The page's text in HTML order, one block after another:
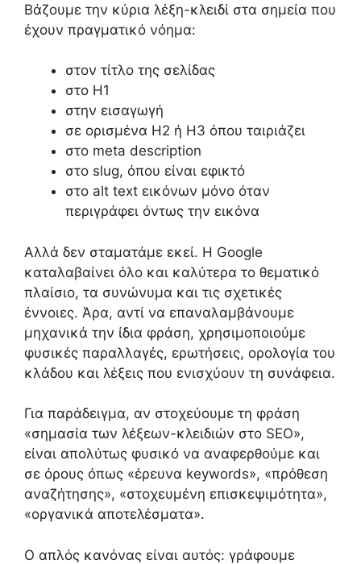
Βάζουμε την κύρια λέξη-κλειδί στα σημεία που
έχουν πραγματικό νόημα:
στον τίτλο της σελίδας
στο H1
στην εισαγωγή
σε ορισμένα H2 ή H3 όπου ταιριάζει
στο meta description
στο slug, όπου είναι εφικτό
στο alt text εικόνων μόνο όταν
περιγράφει όντως την εικόνα
Αλλά δεν σταματάμε εκεί. Η Google
καταλαβαίνει όλο και καλύτερα το θεματικό
πλαίσιο, τα συνώνυμα και τις σχετικές
έννοιες. Άρα, αντί να επαναλαμβάνουμε
μηχανικά την ίδια φράση, χρησιμοποιούμε
φυσικές παραλλαγές, ερωτήσεις, ορολογία του
κλάδου και λέξεις που ενισχύουν τη συνάφεια.
Για παράδειγμα, αν στοχεύουμε τη φράση
«σημασία των λέξεων-κλειδιών στο SEO»,
είναι απολύτως φυσικό να αναφερθούμε και
σε όρους όπως «έρευνα keywords», «πρόθεση
αναζήτησης», «στοχευμένη επισκεψιμότητα»,
«οργανικά αποτελέσματα».
Ο απλός κανόνας είναι αυτός: γράφουμε